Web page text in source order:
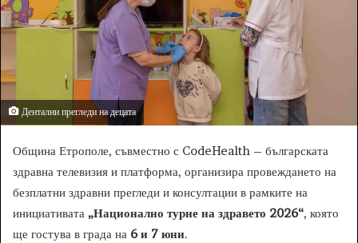
a
l
Дентални прегледи на децата
Община Етрополе, съвместно с CodeHealth – българската
здравна телевизия и платформа, организира провеждането на
безплатни здравни прегледи и консултации в рамките на
инициативата „Национално турне на здравето 2026“, която
ще гостува в града на 6 и 7 юни.